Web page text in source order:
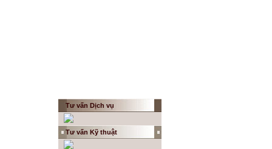
Tư vấn Dịch vụ
Tư vấn Kỹ thuật